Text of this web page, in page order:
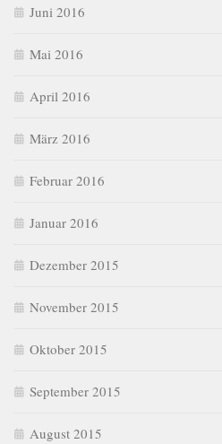
Juni 2016
Mai 2016
April 2016
März 2016
Februar 2016
Januar 2016
Dezember 2015
November 2015
Oktober 2015
September 2015
August 2015